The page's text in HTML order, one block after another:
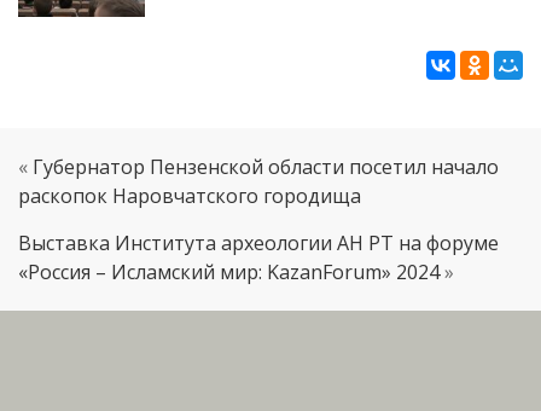
« Губернатор Пензенской области посетил начало
раскопок Наровчатского городища
Выставка Института археологии АН РТ на форуме
«Россия – Исламский мир: KazanForum» 2024»